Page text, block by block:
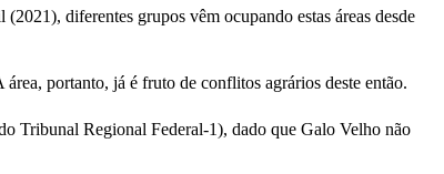
diferentes grupos vêm ocupando estas áreas desde
portanto, já é fruto de conflitos agrários deste então.
Tribunal Regional Federal-1), dado que Galo Velho não